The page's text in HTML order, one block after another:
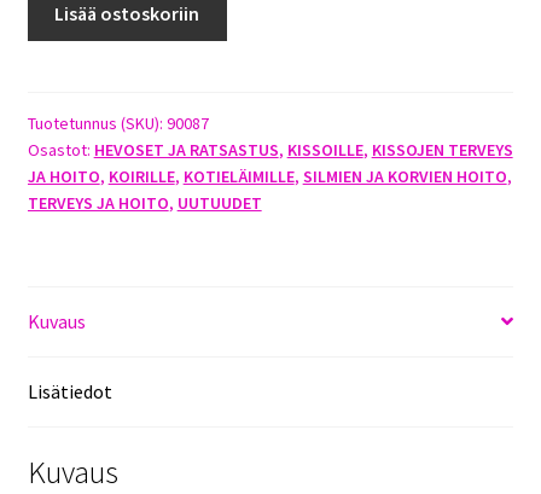
KORVAHUUHDE
75ML
määrä
Lisää ostoskoriin
Tuotetunnus (SKU): 90087
Osastot: HEVOSET JA RATSASTUS, KISSOILLE, KISSOJEN TERVEYS
JA HOITO, KOIRILLE, KOTIELÄIMILLE, SILMIEN JA KORVIEN HOITO,
TERVEYS JA HOITO, UUTUUDET
Kuvaus
Lisätiedot
Kuvaus